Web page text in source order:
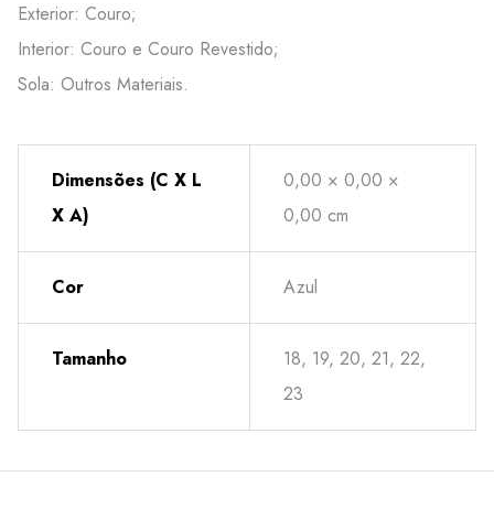
Exterior: Couro;
Interior: Couro e Couro Revestido;
Sola: Outros Materiais.
Dimensões (C X L
X A)
0,00 × 0,00 ×
0,00 cm
Cor Azul
Tamanho
18, 19, 20, 21, 22,
23